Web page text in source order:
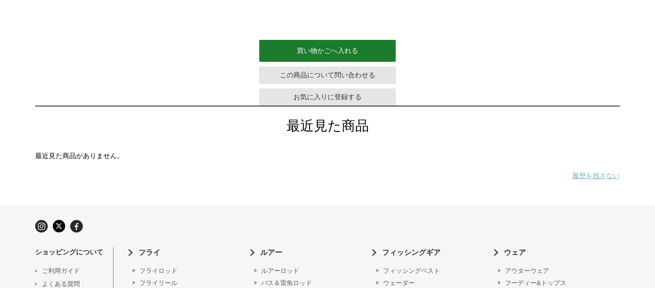
買い物かごへ入れる
この商品について問い合わせる
お気に入りに登録する
最近見た商品
最近見た商品がありません。
履歴を残さない
ショッピングについて
ご利用ガイド
よくある質問
フライ
フライロッド
フライリール
ルアー
ルアーロッド
バス＆雷魚ロッド
フィッシングギア
フィッシングベスト
ウェーダー
ウェア
アウターウェア
フーディー&トップス